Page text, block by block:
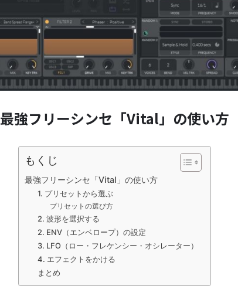
最強フリーシンセ「Vital」の使い方
もくじ
最強フリーシンセ「Vital」の使い方
1. プリセットから選ぶ
プリセットの選び方
2. 波形を選択する
2. ENV（エンベロープ）の設定
3. LFO（ロー・フレケンシー・オシレーター）
4. エフェクトをかける
まとめ